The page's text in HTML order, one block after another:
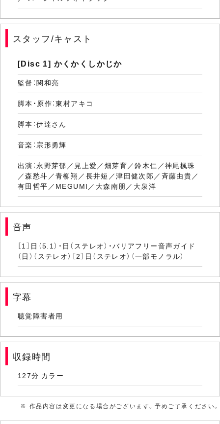
スタッフ/キャスト
[Disc 1] かくかくしかじか
監督：関和亮
脚本・原作：東村アキコ
脚本：伊達さん
音楽：宗形勇輝
出演：永野芽郁／見上愛／畑芽育／鈴木仁／神尾楓珠
／森愁斗／青柳翔／長井短／津田健次郎／斉藤由貴／
有田哲平／MEGUMI／大森南朋／大泉洋
音声
［1］日（5.1）・日（ステレオ）・バリアフリー音声ガイド
（日）（ステレオ）［2］日（ステレオ）（一部モノラル）
字幕
聴覚障害者用
収録時間
127分 カラー
※ 作品内容は変更になる場合がございます。予めご了承ください。